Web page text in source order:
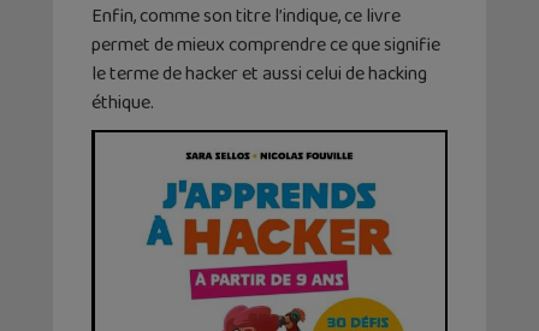
Enfin, comme son titre l’indique, ce livre
permet de mieux comprendre ce que signifie
le terme de hacker et aussi celui de hacking
éthique.